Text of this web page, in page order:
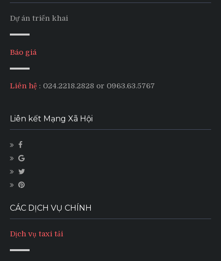
Dự án triển khai
Báo giá
Liên hệ : 024.2218.2828 or 0963.63.5767
Liên kết Mạng Xã Hội
CÁC DỊCH VỤ CHÍNH
Dịch vụ taxi tải